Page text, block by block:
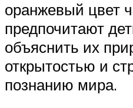
оранжевый цвет
предпочитают
объяснить их
открытостью и
познанию мира.